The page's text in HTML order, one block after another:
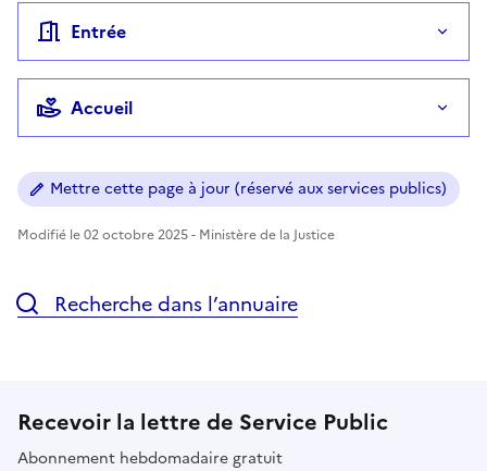
Entrée
Accueil
Mettre cette page à jour (réservé aux services publics)
Modifié le 02 octobre 2025 - Ministère de la Justice
Recherche dans l’annuaire
Recevoir la lettre de Service Public
Abonnement hebdomadaire gratuit